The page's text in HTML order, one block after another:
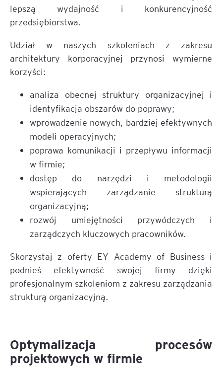
lepszą wydajność i konkurencyjność
przedsiębiorstwa.
Udział w naszych szkoleniach z zakresu
architektury korporacyjnej przynosi wymierne
korzyści:
analiza obecnej struktury organizacyjnej i
identyfikacja obszarów do poprawy;
wprowadzenie nowych, bardziej efektywnych
modeli operacyjnych;
poprawa komunikacji i przepływu informacji
w firmie;
dostęp do narzędzi i metodologii
wspierających zarządzanie strukturą
organizacyjną;
rozwój umiejętności przywódczych i
zarządczych kluczowych pracowników.
Skorzystaj z oferty EY Academy of Business i
podnieś efektywność swojej firmy dzięki
profesjonalnym szkoleniom z zakresu zarządzania
strukturą organizacyjną.
Optymalizacja procesów
projektowych w firmie